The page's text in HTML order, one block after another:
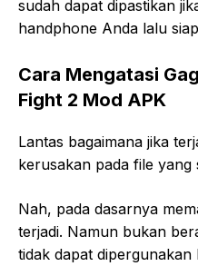
sudah dapat dipastikan
handphone Anda lalu
Cara Mengatasi
Fight 2 Mod APK
Lantas bagaimana jika
kerusakan pada file yang
Nah, pada dasarnya
terjadi. Namun bukan
tidak dapat